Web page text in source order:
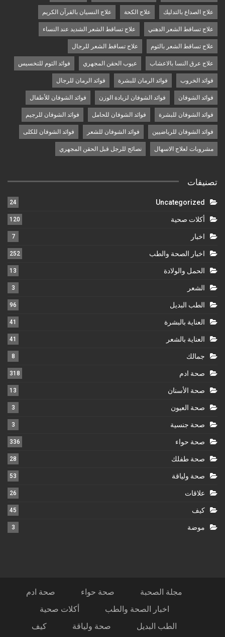
علاج الصداع بالتدليك علاج الكحة علاج النسيان بالقرآن الكريم
علاج تساقط الشعر الدهني علاج تساقط الشعر الشديد عند النساء
علاج تساقط الشعر بالثوم علاج تساقط الشعر للرجال
علاج عرق النسا بالاعشاب عيوب الحقن المجهري فوائد الثوم للتخسيس
فوائد الخروب فوائد الرمان للبشرة فوائد الرمان للرجال
فوائد الشوفان فوائد الشوفان لزيادة الوزن فوائد الشوفان للأطفال
فوائد الشوفان للبشرة فوائد الشوفان للحامل فوائد الشوفان للرجيم
فوائد الشوفان للرياضيين فوائد الشوفان للشعر فوائد الشوفان للكلى
مشروبات لعلاج الاسهال نصائح للرجل قبل الحقن المجهري
تصنيفات
Uncategorized
24
أكلات صحية 120
اخبار 7
اخبار الصحة والطب 252
الحمل والولادة 13
الشعر 3
الطب البديل 96
العناية بالبشرة 41
العناية بالشعر 41
جمالك 8
صحة ادم 318
صحة الأسنان 13
صحة العيون 3
صحة جنسية 3
صحة حواء 336
صحة طفلك 28
صحة ولياقة 53
علاقات 26
كيف 45
موضة 3
مجلة الصحبة صحة حواء
صحة ادم
اخبار الصحة والطب
أكلات صحية
الطب البديل
صحة ولياقة
كيف